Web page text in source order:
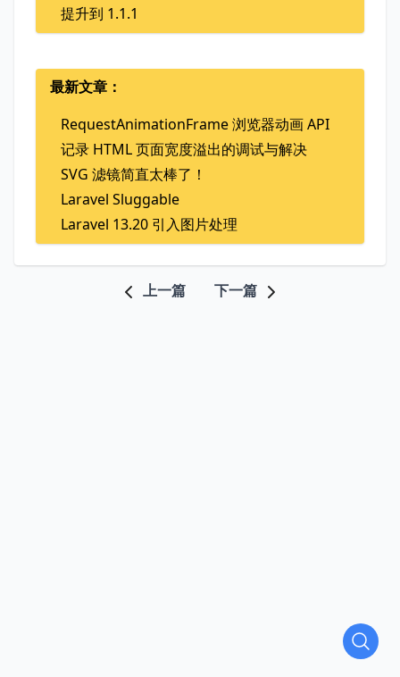
提升到 1.1.1
最新文章：
RequestAnimationFrame 浏览器动画 API
记录 HTML 页面宽度溢出的调试与解决
SVG 滤镜简直太棒了！
Laravel Sluggable
Laravel 13.20 引入图片处理
上一篇 下一篇